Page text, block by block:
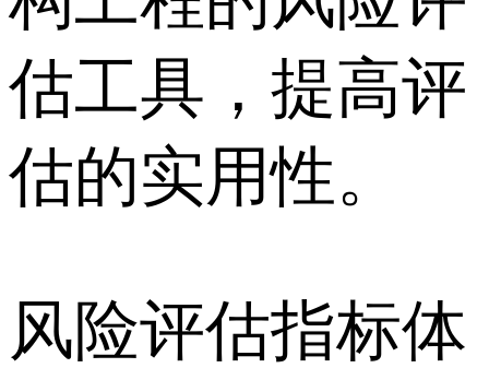
估工具，提高评
估的实用性。
风险评估指标体